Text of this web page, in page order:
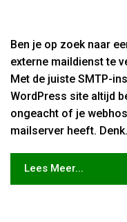
Ben je op zoek naar
externe maildienst te
Met de juiste SMTP-
WordPress site altijd
ongeacht of je
mailserver heeft.
Lees Meer...